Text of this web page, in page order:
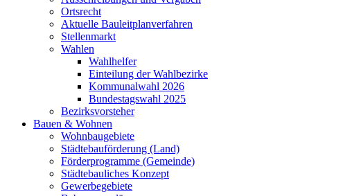
Ortsrecht
Aktuelle Bauleitplanverfahren
Stellenmarkt
Wahlen
Wahlhelfer
Einteilung der Wahlbezirke
Kommunalwahl 2026
Bundestagswahl 2025
Bezirksvorsteher
Bauen & Wohnen
Wohnbaugebiete
Städtebauförderung (Land)
Förderprogramme (Gemeinde)
Städtebauliches Konzept
Gewerbegebiete